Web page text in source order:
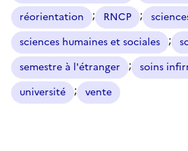
réorientation ; RNCP ;
sciences humaines et sociales ;
semestre à l'étranger ; soins
université ; vente